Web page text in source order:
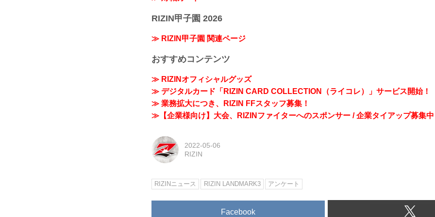
RIZIN甲子園 2026
≫ RIZIN甲子園 関連ページ
おすすめコンテンツ
≫ RIZINオフィシャルグッズ
≫ デジタルカード「RIZIN CARD COLLECTION（ライコレ）」サービス開始！
≫ 業務拡大につき、RIZIN FFスタッフ募集！
≫【企業様向け】大会、RIZINファイターへのスポンサー / 企業タイアップ募集
2022-05-06
RIZIN
RIZINニュース RIZIN LANDMARK3 アンケート
Facebook